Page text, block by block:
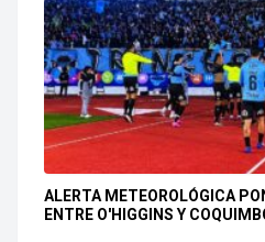
ALERTA METEOROLÓGICA
ENTRE O'HIGGINS Y